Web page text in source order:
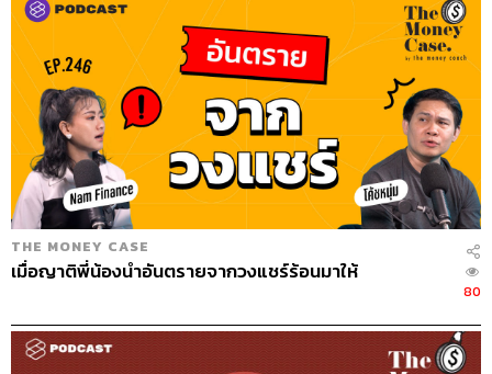
THE MONEY CASE
เมื่อญาติพี่น้องนำอันตรายจากวงแชร์ร้อนมาให้
80